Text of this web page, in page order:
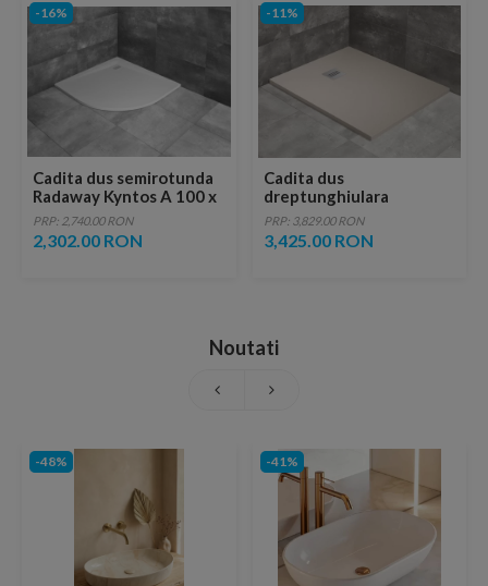
-16%
Cadita dus semirotunda
Radaway Kyntos A 100 x
100 x H3 cm, decupabila
PRP: 2,740.00 RON
2,302.00 RON
-11%
Cadita dus
dreptunghiulara
Radaway Kyntos F
160x100xH3 cm,
decupabila
PRP: 3,829.00 RON
3,425.00 RON
Noutati
-48% -41%